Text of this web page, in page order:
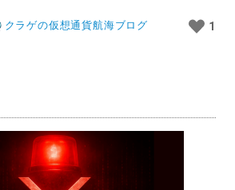
クラゲの仮想通貨航海ブログ 1